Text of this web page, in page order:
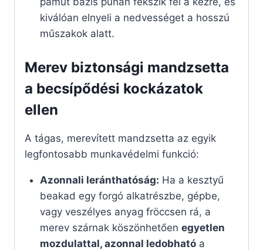
kiválóan elnyeli a nedvességet a hosszú
műszakok alatt.
Merev biztonsági mandzsetta
a becsípődési kockázatok
ellen
A tágas, merevített mandzsetta az egyik
legfontosabb munkavédelmi funkció:
Azonnali leránthatóság: Ha a kesztyű
beakad egy forgó alkatrészbe, gépbe,
vagy veszélyes anyag fröccsen rá, a
merev szárnak köszönhetően egyetlen
mozdulattal, azonnal ledobhatóa